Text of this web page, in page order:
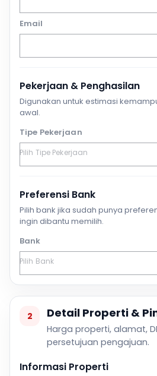
Email
Pekerjaan & Penghasilan
Digunakan untuk estimasi
awal.
Tipe Pekerjaan
Preferensi Bank
Pilih bank jika sudah punya
ingin dibantu memilih.
Bank
2 Detail Properti &
Harga properti, alamat,
persetujuan pengajuan.
Informasi Properti